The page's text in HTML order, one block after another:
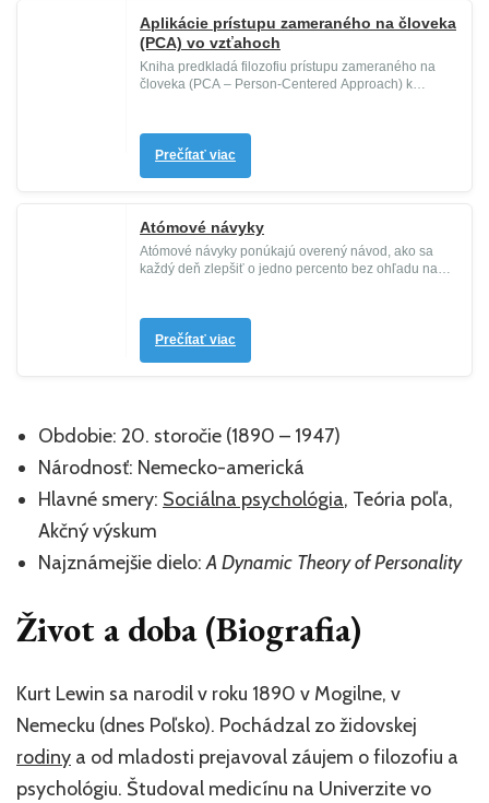
Aplikácie prístupu zameraného na človeka
(PCA) vo vzťahoch
Kniha predkladá filozofiu prístupu zameraného na
človeka (PCA – Person-Centered Approach) k
Prečítať viac
Atómové návyky
Atómové návyky ponúkajú overený návod, ako sa
každý deň zlepšiť o jedno percento bez ohľadu na
Prečítať viac
Obdobie: 20. storočie (1890 – 1947)
Národnosť: Nemecko-americká
Hlavné smery: Sociálna psychológia, Teória poľa,
Akčný výskum
Najznámejšie dielo:A Dynamic Theory of Personality
Život a doba (Biografia)
Kurt Lewin sa narodil v roku 1890 v Mogilne, v
Nemecku (dnes Poľsko). Pochádzal zo židovskej
rodiny a od mladosti prejavoval záujem o filozofiu a
psychológiu. Študoval medicínu na Univerzite vo